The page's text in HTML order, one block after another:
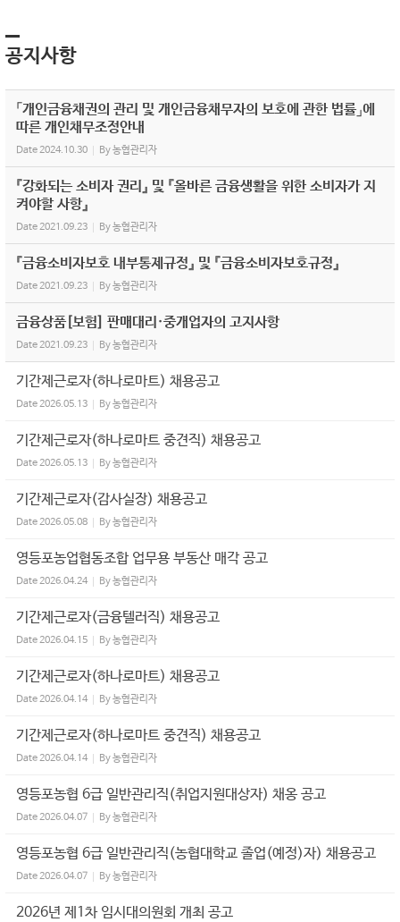
공지사항
「개인금융채권의 관리 및 개인금융채무자의 보호에 관한 법률」에
따른 개인채무조정안내
Date2024.10.30 By농협관리자
『강화되는 소비자 권리』 및 『올바른 금융생활을 위한 소비자가 지
켜야할 사항』
Date2021.09.23 By농협관리자
『금융소비자보호 내부통제규정』 및 『금융소비자보호규정』
Date2021.09.23 By농협관리자
금융상품[보험] 판매대리·중개업자의 고지사항
Date2021.09.23 By농협관리자
기간제근로자(하나로마트) 채용공고
Date2026.05.13 By농협관리자
기간제근로자(하나로마트 중견직) 채용공고
Date2026.05.13 By농협관리자
기간제근로자(감사실장) 채용공고
Date2026.05.08 By농협관리자
영등포농업협동조합 업무용 부동산 매각 공고
Date2026.04.24 By농협관리자
기간제근로자(금융텔러직) 채용공고
Date2026.04.15 By농협관리자
기간제근로자(하나로마트) 채용공고
Date2026.04.14 By농협관리자
기간제근로자(하나로마트 중견직) 채용공고
Date2026.04.14 By농협관리자
영등포농협 6급 일반관리직(취업지원대상자) 채옹 공고
Date2026.04.07 By농협관리자
영등포농협 6급 일반관리직(농협대학교 졸업(예정)자) 채용공고
Date2026.04.07 By농협관리자
2026년 제1차 임시대의원회 개최 공고